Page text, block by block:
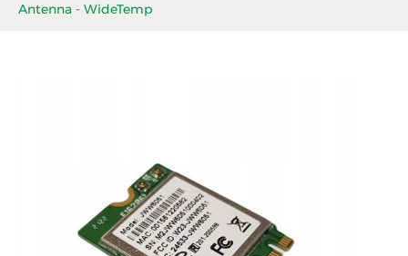
Antenna - WideTemp